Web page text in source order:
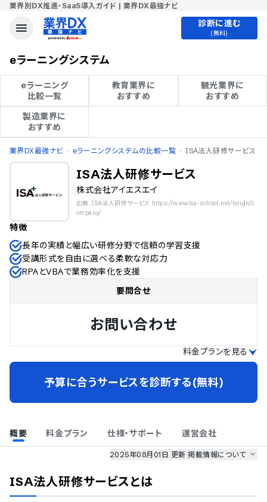
業界別DX推進・SaaS導入ガイド | 業界DX最強ナビ
診断に進む
(無料)
eラーニングシステム
eラーニング
比較一覧
教育業界に
おすすめ
観光業界に
おすすめ
製造業界に
おすすめ
業界DX最強ナビ eラーニングシステムの比較一覧 ISA法人研修サービス
ISA法人研修サービス
株式会社アイエスエイ
出典：ISA法人研修サービス https://www.isa-school.net/houjin/c
ompany/
特徴
長年の実績と幅広い研修分野で信頼の学習支援
受講形式を自由に選べる柔軟な対応力
RPAとVBAで業務効率化を支援
要問合せ
お問い合わせ
料金プランを見る
予算に合うサービスを診断する(無料)
概要 料金プラン 仕様・サポート 運営会社
2025年08月01日 更新掲載情報について
のサービス情報は、
のサービスデータを参照しています。
ISA法人研修サービスとは